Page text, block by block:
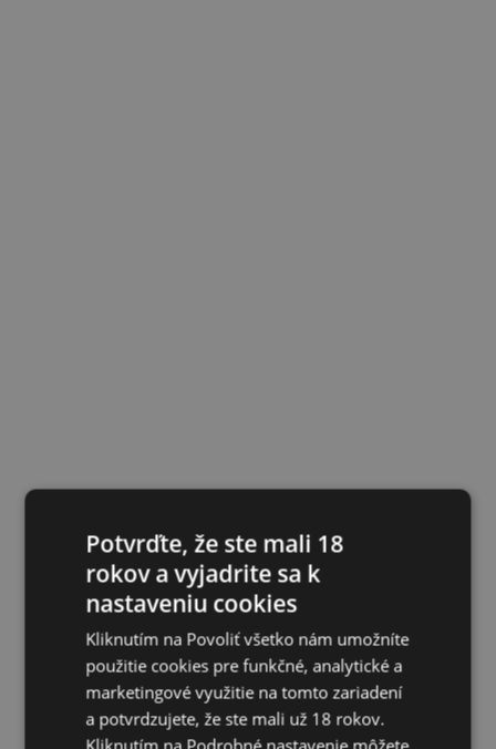
Potvrďte, že ste mali 18
rokov a vyjadrite sa k
nastaveniu cookies
Kliknutím na Povoliť všetko nám umožníte
použitie cookies pre funkčné, analytické a
marketingové využitie na tomto zariadení
a potvrdzujete, že ste mali už 18 rokov.